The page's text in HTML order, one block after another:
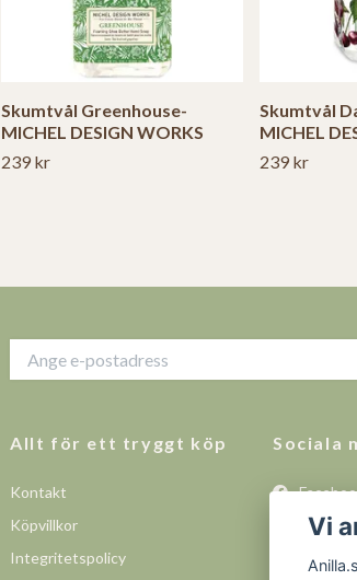
Skumtvål Greenhouse-
MICHEL DESIGN WORKS
239 kr
Skumtvål
MICHEL
239 kr
Allt för ett tryggt köp
Kontakt
Köpvillkor
Integritetspolicy
Sociala
Vi